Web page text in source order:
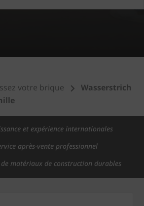
votre brique
Wasserstrich
et expérience internationales
après-vente professionnel
matériaux de construction durables